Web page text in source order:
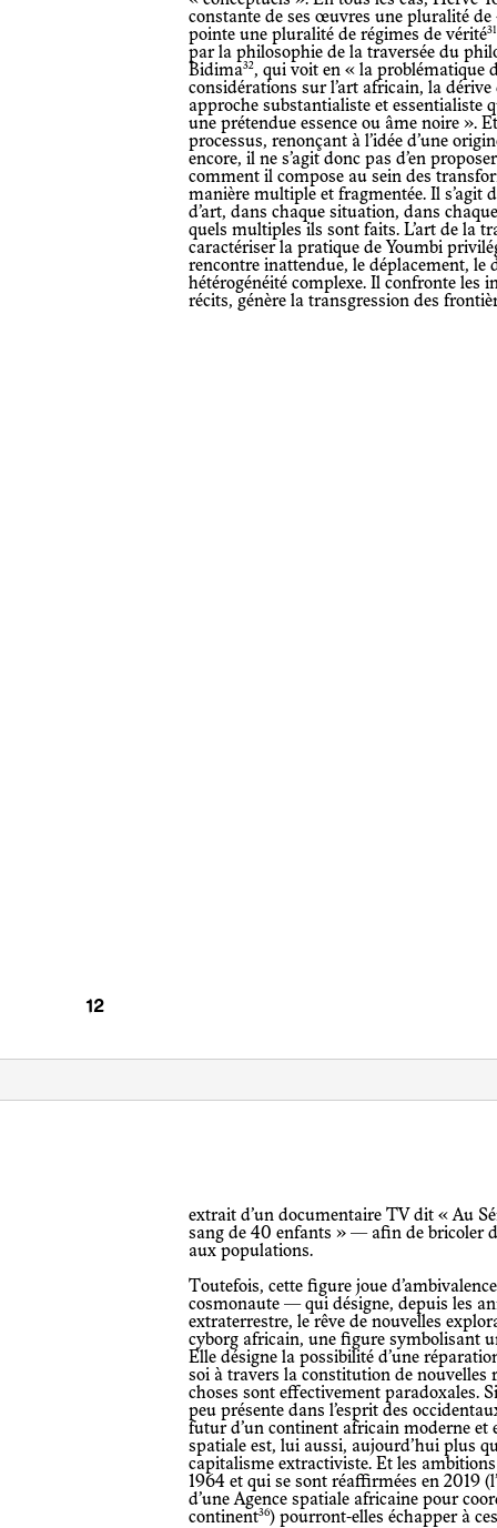
constante de ses œuvres une pluralité de
pointe une pluralité de régimes de vérité31
par la philosophie de la traversée du
Bidima32, qui voit en « la problématique
considérations sur l’art africain, la
approche substantialiste et essentialiste
une prétendue essence ou âme noire ».
processus, renonçant à l’idée d’une
encore, il ne s’agit donc pas d’en
comment il compose au sein des
manière multiple et fragmentée. Il s’agit
d’art, dans chaque situation, dans
quels multiples ils sont faits. L’art de la
caractériser la pratique de Youmbi
rencontre inattendue, le déplacement, le
hétérogénéité complexe. Il confronte les
récits, génère la transgression des
extrait d’un documentaire TV dit « Au Sénégal, on a trouvé du plomb dans le
sang de 40 enfants » — afin de bricoler
aux populations.
Toutefois, cette figure joue d’ambivalences. D’un côté, la combinaison de
cosmonaute — qui désigne, depuis les
extraterrestre, le rêve de nouvelles
cyborg africain, une figure symbolisant
Elle désigne la possibilité d’une
soi à travers la constitution de nouvelles
choses sont effectivement paradoxales.
peu présente dans l’esprit des
futur d’un continent africain moderne et
spatiale est, lui aussi, aujourd’hui plus
capitalisme extractiviste. Et les
1964 et qui se sont réaffirmées en 2019
d’une Agence spatiale africaine pour
continent36) pourront-elles échapper à